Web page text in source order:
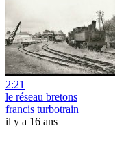
2:21
le réseau bretons
francis turbotrain
il y a 16 ans